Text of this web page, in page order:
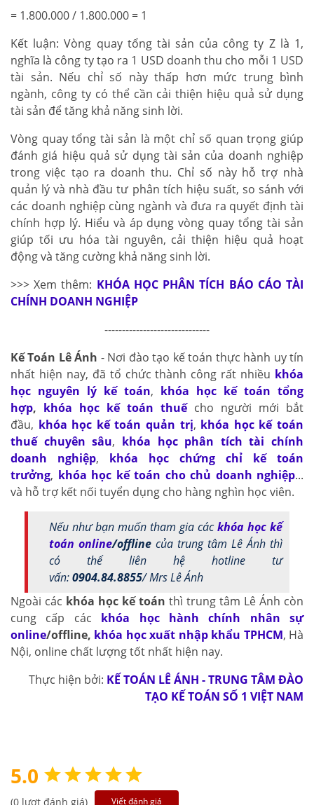
= 1.800.000 / 1.800.000 = 1
Kết luận: Vòng quay tổng tài sản của công ty Z là 1,
nghĩa là công ty tạo ra 1 USD doanh thu cho mỗi 1 USD
tài sản. Nếu chỉ số này thấp hơn mức trung bình
ngành, công ty có thể cần cải thiện hiệu quả sử dụng
tài sản để tăng khả năng sinh lời.
Vòng quay tổng tài sản là một chỉ số quan trọng giúp
đánh giá hiệu quả sử dụng tài sản của doanh nghiệp
trong việc tạo ra doanh thu. Chỉ số này hỗ trợ nhà
quản lý và nhà đầu tư phân tích hiệu suất, so sánh với
các doanh nghiệp cùng ngành và đưa ra quyết định tài
chính hợp lý. Hiểu và áp dụng vòng quay tổng tài sản
giúp tối ưu hóa tài nguyên, cải thiện hiệu quả hoạt
động và tăng cường khả năng sinh lời.
>>> Xem thêm: KHÓA HỌC PHÂN TÍCH BÁO CÁO TÀI
CHÍNH DOANH NGHIỆP
------------------------------
Kế Toán Lê Ánh - Nơi đào tạo kế toán thực hành uy tín
nhất hiện nay, đã tổ chức thành công rất nhiều khóa
học nguyên lý kế toán, khóa học kế toán tổng
hợp, khóa học kế toán thuế cho người mới bắt
đầu, khóa học kế toán quản trị, khóa học kế toán
thuế chuyên sâu, khóa học phân tích tài chính
doanh nghiệp, khóa học chứng chỉ kế toán
trưởng, khóa học kế toán cho chủ doanh nghiệp...
và hỗ trợ kết nối tuyển dụng cho hàng nghìn học viên.
Nếu như bạn muốn tham gia cáckhóa học kế
toán online/offline của trung tâm Lê Ánh thì
có thể liên hệ hotline tư
vấn:0904.84.8855/ Mrs Lê Ánh
Ngoài các khóa học kế toán thì trung tâm Lê Ánh còn
cung cấp các khóa học hành chính nhân sự
online/offline, khóa học xuất nhập khẩu TPHCM, Hà
Nội, online chất lượng tốt nhất hiện nay.
Thực hiện bởi: KẾ TOÁN LÊ ÁNH - TRUNG TÂM ĐÀO
TẠO KẾ TOÁN SỐ 1 VIỆT NAM
5.0
(0 lượt đánh giá) Viết đánh giá